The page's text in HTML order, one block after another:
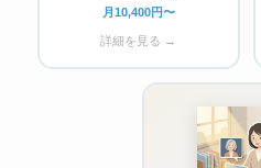
月10,400円〜
詳細を見る →